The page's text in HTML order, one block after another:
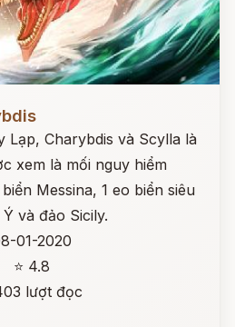
Lạp, Charybdis và Scylla là
xem là mối nguy hiểm
Messina, 1 eo biển siêu
và đảo Sicily.
01-2020
⭐ 4.8
lượt đọc